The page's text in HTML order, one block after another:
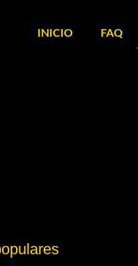
INICIO FAQ